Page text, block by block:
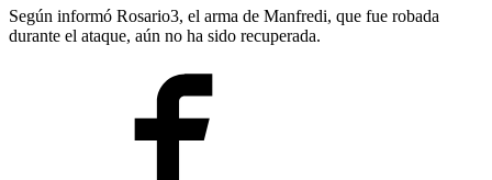
Según informó Rosario3, el arma de Manfredi, que fue robada
durante el ataque, aún no ha sido recuperada.